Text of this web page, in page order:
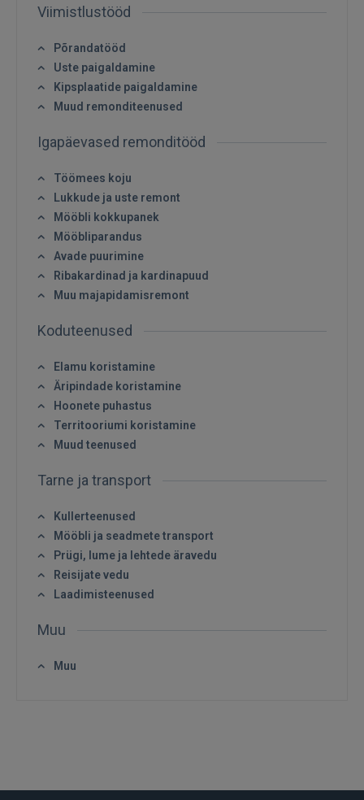
Sisene
SISENE
Unustasite parooli?
FACEBOOK
 Sign in with Apple
Ei ole veel registreerunud?
REGISTREERIMINE
Viimistlustööd
Põrandatööd
Uste paigaldamine
Kipsplaatide paigaldamine
Muud remonditeenused
Igapäevased remonditööd
Töömees koju
Lukkude ja uste remont
Mööbli kokkupanek
Mööbliparandus
Avade puurimine
Ribakardinad ja kardinapuud
Muu majapidamisremont
Koduteenused
Elamu koristamine
Äripindade koristamine
Hoonete puhastus
Territooriumi koristamine
Muud teenused
Tarne ja transport
Kullerteenused
Mööbli ja seadmete transport
Prügi, lume ja lehtede äravedu
Reisijate vedu
Laadimisteenused
Muu
Muu